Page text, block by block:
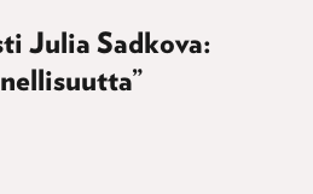
Julia Sadkova: